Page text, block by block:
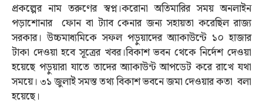
প্রকল্পের নাম তরুণের স্বপ্ন।করোনা অতিমারির সময় অনলাইন
পড়াশোনার ফোন বা ট্যাব কেনার জন্য সহায়তা করেছিল রাজ্য
সরকার। উচ্চমাধ্যমিকে সফল পড়ুয়াদের অ্যাকাউন্টে ১০ হাজার
টাকা দেওয়া হবে সূত্রের খবর।বিকাশ ভবন থেকে নির্দেশ দেওয়া
হয়েছে পড়ুয়ারা যাতে তাদের অ্যাকাউন্ট আপডেট করে রাখে যথা
সময়ে। ৩১ জুলাই সমস্ত তথ্য বিকাশ ভবনে জমা দেওয়ার কতা বলা
হয়েছে।